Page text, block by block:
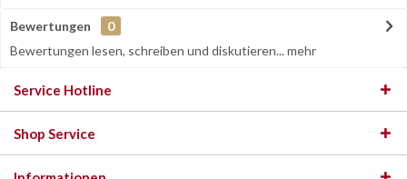
Bewertungen
0
Bewertungen lesen, schreiben und diskutieren...mehr
Service Hotline
Shop Service